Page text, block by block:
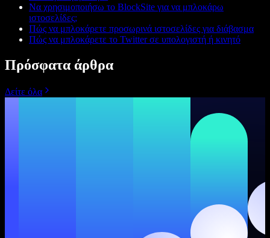
Να χρησιμοποιήσω το BlockSite για να μπλοκάρω
ιστοσελίδες;
Πώς να μπλοκάρετε προσωρινά ιστοσελίδες για διάβασμα
Πώς να μπλοκάρετε το Twitter σε υπολογιστή ή κινητό
Πρόσφατα άρθρα
Δείτε όλα